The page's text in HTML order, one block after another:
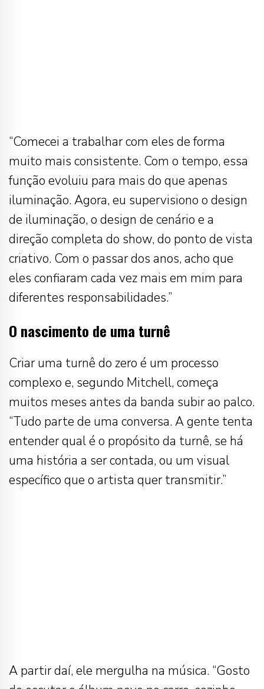
“Comecei a trabalhar com eles de forma
muito mais consistente. Com o tempo, essa
função evoluiu para mais do que apenas
iluminação. Agora, eu supervisiono o design
de iluminação, o design de cenário e a
direção completa do show, do ponto de vista
criativo. Com o passar dos anos, acho que
eles confiaram cada vez mais em mim para
diferentes responsabilidades.”
O nascimento de uma turnê
Criar uma turnê do zero é um processo
complexo e, segundo Mitchell, começa
muitos meses antes da banda subir ao palco.
“Tudo parte de uma conversa. A gente tenta
entender qual é o propósito da turnê, se há
uma história a ser contada, ou um visual
específico que o artista quer transmitir.”
A partir daí, ele mergulha na música. “Gosto